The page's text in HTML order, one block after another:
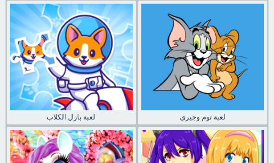
لعبة بازل الكلاب لعبة توم وجيري